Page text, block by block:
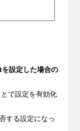
設定した場合の
で設定を有効化
する設定になっ